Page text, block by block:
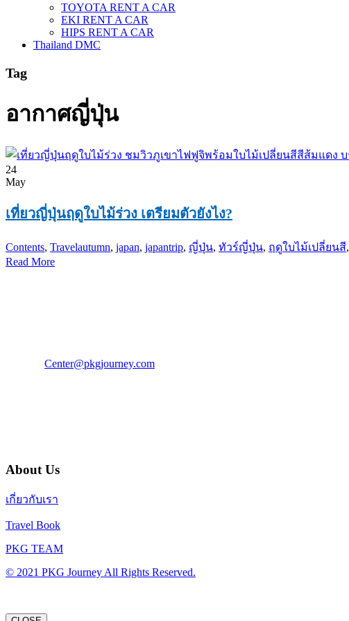
TOYOTA RENT A CAR
EKI RENT A CAR
HIPS RENT A CAR
Thailand DMC
Tag
อากาศญี่ปุ่น
24
May
เที่ยวญี่ปุ่นฤดูใบไม้ร่วง เตรียมตัวยังไง?
Contents, Travelautumn, japan, japantrip, ญี่ปุ่น, ทัวร์ญี่ปุ่น, ฤดูใบไม้เปลี่ยนสี,
Read More
Center@pkgjourney.com
About Us
เกี่ยวกับเรา
Travel Book
PKG TEAM
© 2021 PKG Journey All Rights Reserved.